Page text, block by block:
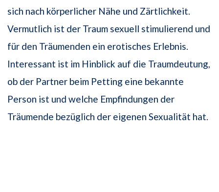
sich nach körperlicher Nähe und Zärtlichkeit.
Vermutlich ist der Traum sexuell stimulierend und
für den Träumenden ein erotisches Erlebnis.
Interessant ist im Hinblick auf die Traumdeutung,
ob der Partner beim Petting eine bekannte
Person ist und welche Empfindungen der
Träumende bezüglich der eigenen Sexualität hat.